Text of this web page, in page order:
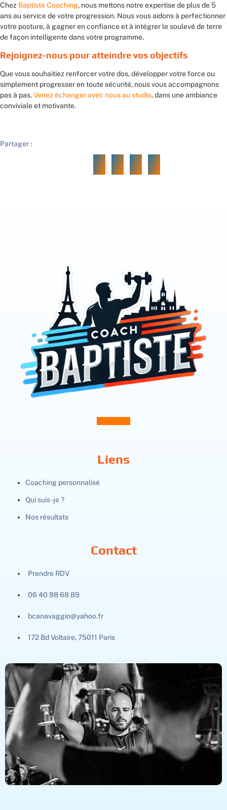
Chez Baptiste Coaching, nous mettons notre expertise de plus de 5
ans au service de votre progression. Nous vous aidons à perfectionner
votre posture, à gagner en confiance et à intégrer le soulevé de terre
de façon intelligente dans votre programme.
Rejoignez-nous pour atteindre vos objectifs
Que vous souhaitiez renforcer votre dos, développer votre force ou
simplement progresser en toute sécurité, nous vous accompagnons
pas à pas.Venez échanger avec nous au studio, dans une ambiance
conviviale et motivante.
Partager :
Liens
Coaching personnalisé
Qui suis-je ?
Nos résultats
Contact
Prendre RDV
06 40 98 68 89
bcanavaggio@yahoo.fr
172 Bd Voltaire, 75011 Paris